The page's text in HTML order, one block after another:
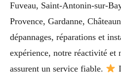
Fuveau, Saint-Antonin-sur-
Provence, Gardanne,
dépannages, réparations et
expérience, notre réactivité et
assurent un service fiable.